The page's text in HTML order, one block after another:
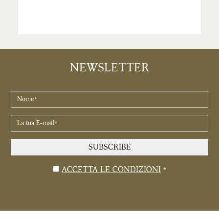
NEWSLETTER
NOME
*
LA
TUA
E-
MAIL
SUBSCRIBE
ACCETTA LE CONDIZIONI *